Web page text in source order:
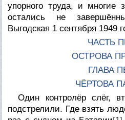
упорного труда, и многие
остались не
Выгодская 1 сентября 1949
ЧАСТЬ
ОСТРОВА
ГЛАВА
ЧЁРТОВА
Один контролёр слёг,
подстрелили. Где взять